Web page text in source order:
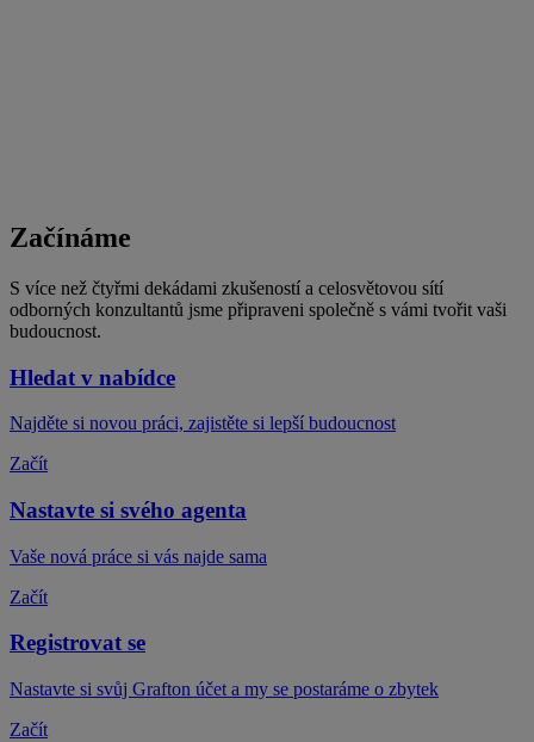
Začínáme
S více než čtyřmi dekádami zkušeností a celosvětovou sítí
odborných konzultantů jsme připraveni společně s vámi tvořit vaši
budoucnost.
Hledat v nabídce
Najděte si novou práci, zajistěte si lepší budoucnost
Začít
Nastavte si svého agenta
Vaše nová práce si vás najde sama
Začít
Registrovat se
Nastavte si svůj Grafton účet a my se postaráme o zbytek
Začít